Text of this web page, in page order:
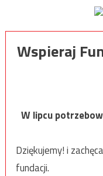
Wspieraj
W lipcu
Dziękujemy! i
fundacji.